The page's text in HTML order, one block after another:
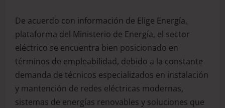
De acuerdo con información de Elige Energía,
plataforma del Ministerio de Energía, el sector
eléctrico se encuentra bien posicionado en
términos de empleabilidad, debido a la constante
demanda de técnicos especializados en instalación
y mantención de redes eléctricas modernas,
sistemas de energías renovables y soluciones que